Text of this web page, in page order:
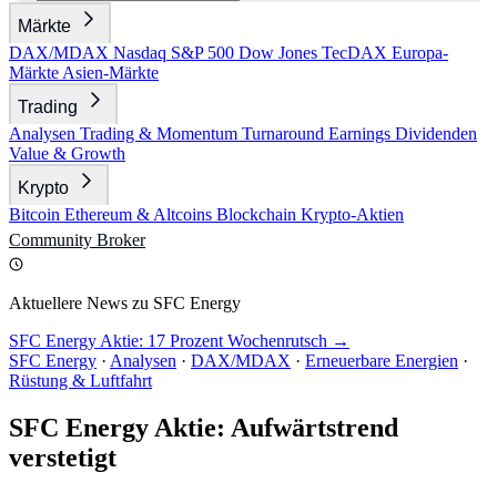
Märkte
DAX/MDAX Nasdaq S&P 500 Dow Jones TecDAX Europa-
Märkte Asien-Märkte
Trading
Analysen Trading & Momentum Turnaround Earnings Dividenden
Value & Growth
Krypto
Bitcoin Ethereum & Altcoins Blockchain Krypto-Aktien
Community Broker
Aktuellere News zu SFC Energy
SFC Energy Aktie: 17 Prozent Wochenrutsch →
SFC Energy · Analysen · DAX/MDAX · Erneuerbare Energien ·
Rüstung & Luftfahrt
SFC Energy Aktie: Aufwärtstrend
verstetigt